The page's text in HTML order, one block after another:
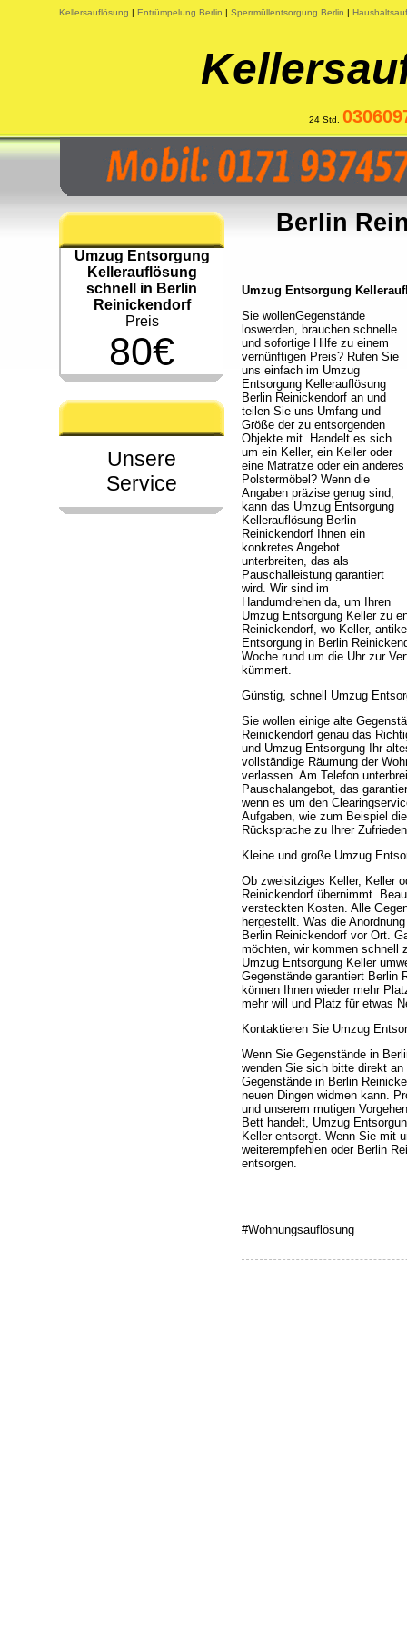
Kellersauflösung | Entrümpelung Berlin | Sperrmüllentsorgung Berlin |
24 Std.
Umzug Entsorgung
Kellerauflösung
schnell in Berlin
Reinickendorf
Preis
80€
Unsere
Service
Berlin
Umzug Entsorgung
Sie wollenGegenstände
loswerden, brauchen schnelle
und sofortige Hilfe zu einem
vernünftigen Preis? Rufen Sie
uns einfach im Umzug
Entsorgung Kellerauflösung
Berlin Reinickendorf an und
teilen Sie uns Umfang und
Größe der zu entsorgenden
Objekte mit. Handelt es sich
um ein Keller, ein Keller oder
eine Matratze oder ein anderes
Polstermöbel? Wenn die
Angaben präzise genug sind,
kann das Umzug Entsorgung
Kellerauflösung Berlin
Reinickendorf Ihnen ein
konkretes Angebot
unterbreiten, das als
Pauschalleistung garantiert
wird. Wir sind im
Handumdrehen da, um Ihren
Umzug Entsorgung Keller zu
Reinickendorf, wo Keller,
Entsorgung in Berlin
Woche rund um die Uhr zur
kümmert.
Günstig, schnell Umzug
Sie wollen einige alte
Reinickendorf genau das
und Umzug Entsorgung Ihr
vollständige Räumung der
verlassen. Am Telefon
Pauschalangebot, das
wenn es um den
Aufgaben, wie zum Beispiel
Rücksprache zu Ihrer
Kleine und große Umzug
Ob zweisitziges Keller, Keller
Reinickendorf übernimmt.
versteckten Kosten. Alle
hergestellt. Was die
Berlin Reinickendorf vor Ort.
möchten, wir kommen schnell
Umzug Entsorgung Keller
Gegenstände garantiert Berlin
können Ihnen wieder mehr
mehr will und Platz für etwas
Kontaktieren Sie Umzug
Wenn Sie Gegenstände in
wenden Sie sich bitte direkt
Gegenstände in Berlin
neuen Dingen widmen kann.
und unserem mutigen
Bett handelt, Umzug
Keller entsorgt. Wenn Sie mit
weiterempfehlen oder Berlin
entsorgen.
#Wohnungsauflösung